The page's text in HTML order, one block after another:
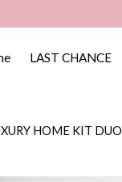
LAST CHANCE
HOME KIT DUO